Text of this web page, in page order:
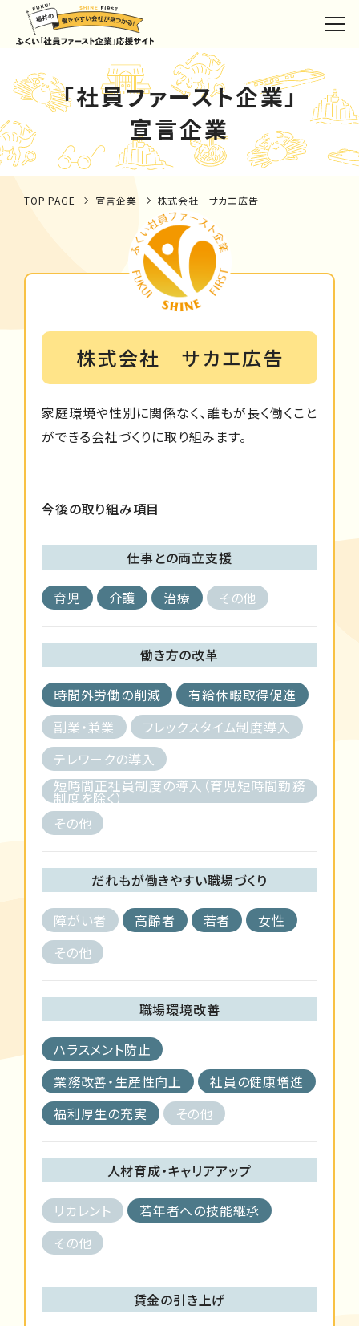
「社員ファースト企業」
宣言企業
TOP PAGE 宣言企業 株式会社 サカエ広告
株式会社 サカエ広告
家庭環境や性別に関係なく、誰もが長く働くこと
ができる会社づくりに取り組みます。
今後の取り組み項目
仕事との両立支援
育児 介護 治療 その他
働き方の改革
時間外労働の削減
有給休暇取得促進
副業・兼業
フレックスタイム制度導入
テレワークの導入
短時間正社員制度の導入（育児短時間勤務
制度を除く）
その他
だれもが働きやすい職場づくり
障がい者 高齢者 若者
女性
その他
職場環境改善
ハラスメント防止
業務改善・生産性向上
社員の健康増進
福利厚生の充実
その他
人材育成・キャリアアップ
リカレント
若年者への技能継承
その他
賃金の引き上げ